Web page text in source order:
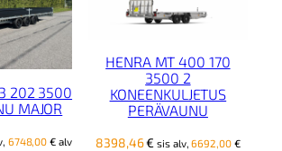
202 3500
MAJOR
6748,00€alv
HENRA MT 400 170
3500 2
KONEENKULJETUS
PERÄVAUNU
8398,46€ sis alv,6692,00 €